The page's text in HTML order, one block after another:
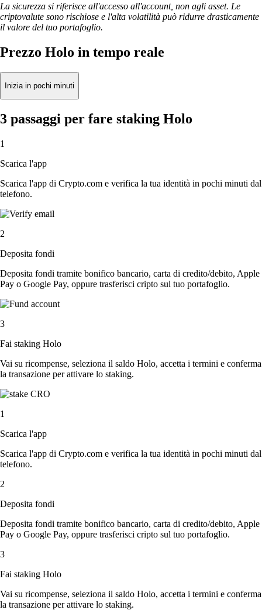
La sicurezza si riferisce all'accesso all'account, non agli asset. Le
criptovalute sono rischiose e l'alta volatilità può ridurre drasticamente
il valore del tuo portafoglio.
Prezzo Holo in tempo reale
Inizia in pochi minuti
3 passaggi per fare staking Holo
1
Scarica l'app
Scarica l'app di Crypto.com e verifica la tua identità in pochi minuti dal
telefono.
2
Deposita fondi
Deposita fondi tramite bonifico bancario, carta di credito/debito, Apple
Pay o Google Pay, oppure trasferisci cripto sul tuo portafoglio.
3
Fai staking Holo
Vai su ricompense, seleziona il saldo Holo, accetta i termini e conferma
la transazione per attivare lo staking.
1
Scarica l'app
Scarica l'app di Crypto.com e verifica la tua identità in pochi minuti dal
telefono.
2
Deposita fondi
Deposita fondi tramite bonifico bancario, carta di credito/debito, Apple
Pay o Google Pay, oppure trasferisci cripto sul tuo portafoglio.
3
Fai staking Holo
Vai su ricompense, seleziona il saldo Holo, accetta i termini e conferma
la transazione per attivare lo staking.